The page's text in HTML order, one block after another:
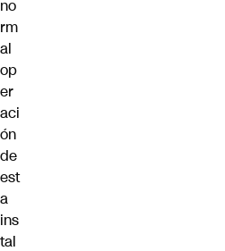
no
rm
al
op
er
aci
ón
de
est
a
ins
tal